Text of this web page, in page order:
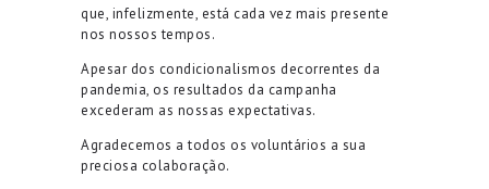
que, infelizmente, está cada vez mais presente
nos nossos tempos.
Apesar dos condicionalismos decorrentes da
pandemia, os resultados da campanha
excederam as nossas expectativas.
Agradecemos a todos os voluntários a sua
preciosa colaboração.